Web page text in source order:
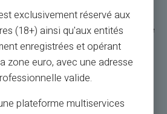
currency, the purchase of a Bitcoin
regret your purchase, you will have
The price of Bitcoin can change
and without emergency stopping
Bitcoin can gain 100% or lose 99%
exclusivement réservé aux
(18+) ainsi qu'aux entités
enregistrées et opérant
zone euro, avec une adresse
valide.
plateforme multiservices